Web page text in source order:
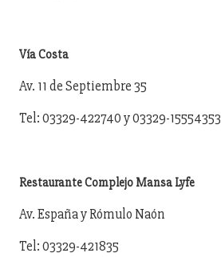
Vía Costa
Av. 11 de Septiembre 35
Tel: 03329-422740 y 03329-15554353
Restaurante Complejo Mansa Lyfe
Av. España y Rómulo Naón
Tel: 03329-421835